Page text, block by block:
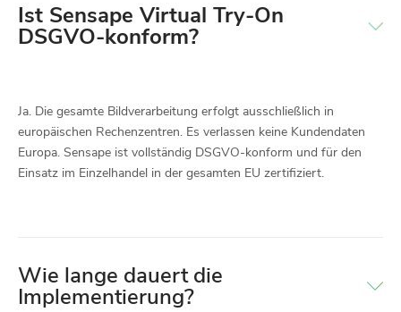
Ist Sensape Virtual Try-On
DSGVO-konform?
Ja. Die gesamte Bildverarbeitung erfolgt ausschließlich in
europäischen Rechenzentren. Es verlassen keine Kundendaten
Europa. Sensape ist vollständig DSGVO-konform und für den
Einsatz im Einzelhandel in der gesamten EU zertifiziert.
Wie lange dauert die
Implementierung?